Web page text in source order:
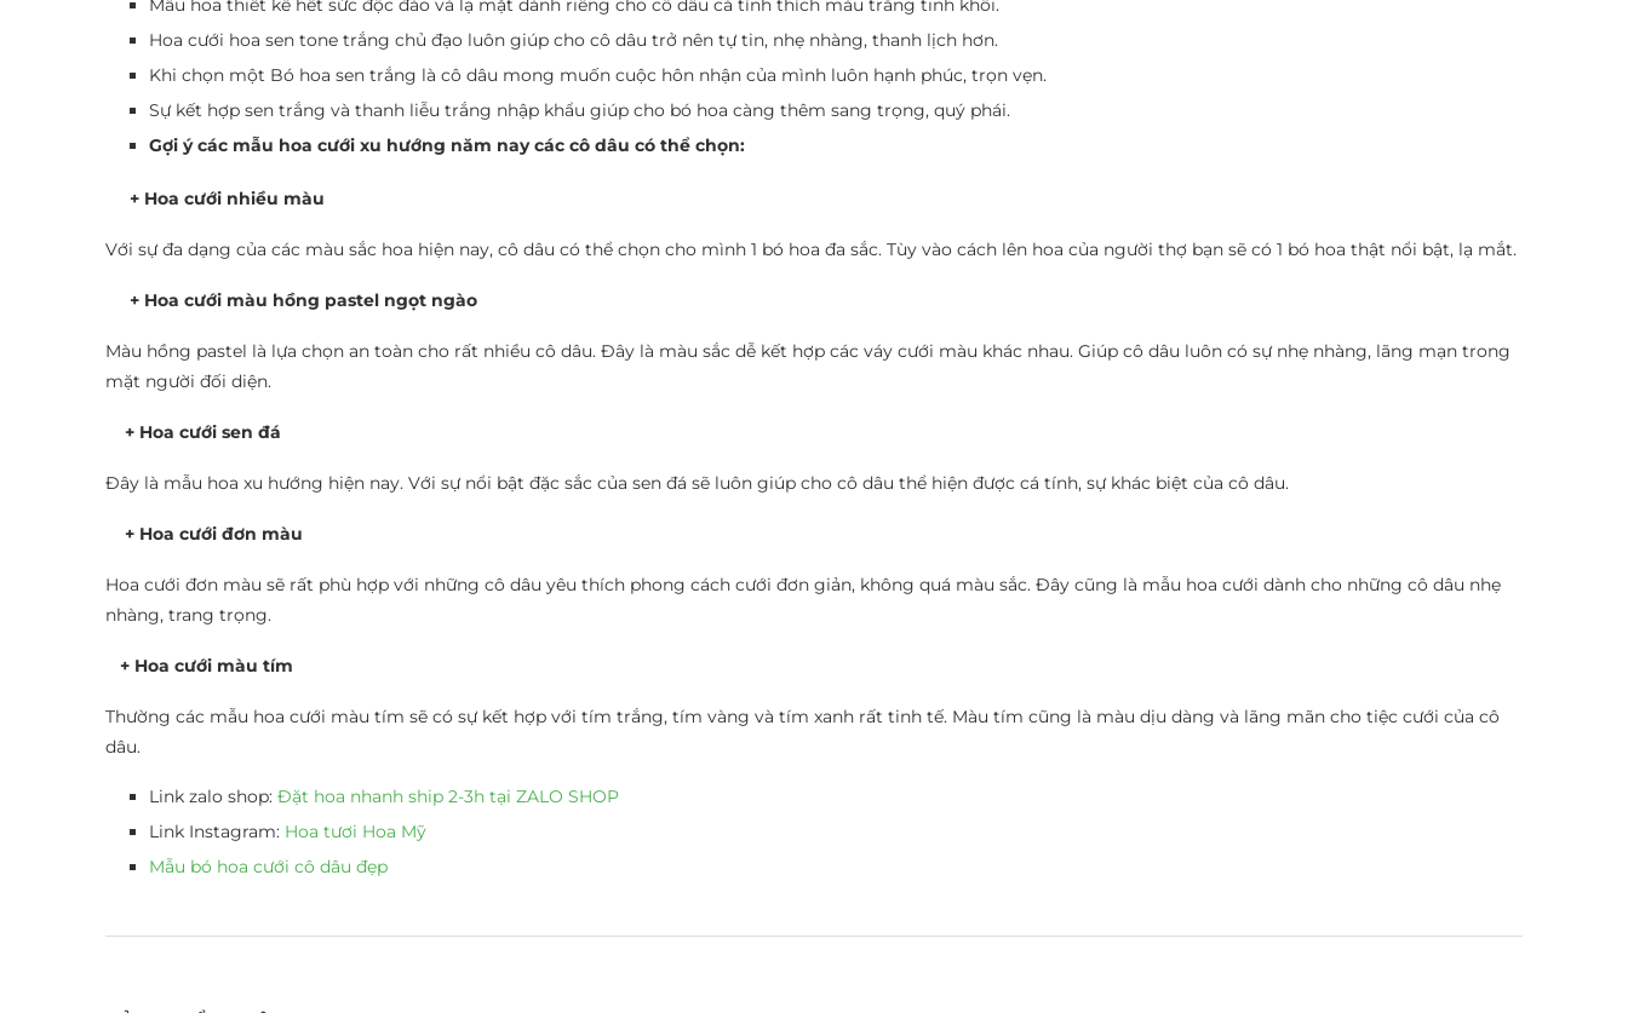
Mẫu hoa thiết kế hết sức độc đáo và lạ mặt dành riêng cho cô dâu cá tính thích màu trắng tinh khôi.
Hoa cưới hoa sen tone trắng chủ đạo luôn giúp cho cô dâu trở nên tự tin, nhẹ nhàng, thanh lịch hơn.
Khi chọn một Bó hoa sen trắng là cô dâu mong muốn cuộc hôn nhận của mình luôn hạnh phúc, trọn vẹn.
Sự kết hợp sen trắng và thanh liễu trắng nhập khẩu giúp cho bó hoa càng thêm sang trọng, quý phái.
Gợi ý các mẫu hoa cưới xu hướng năm nay các cô dâu có thể chọn:
+ Hoa cưới nhiều màu
Với sự đa dạng của các màu sắc hoa hiện nay, cô dâu có thể chọn cho mình 1 bó hoa đa sắc. Tùy vào cách lên hoa của người thợ bạn sẽ có 1 bó hoa thật nổi bật, lạ mắt.
+ Hoa cưới màu hồng pastel ngọt ngào
Màu hồng pastel là lựa chọn an toàn cho rất nhiều cô dâu. Đây là màu sắc dễ kết hợp các váy cưới màu khác nhau. Giúp cô dâu luôn có sự nhẹ nhàng, lãng mạn trong
mặt người đối diện.
+ Hoa cưới sen đá
Đây là mẫu hoa xu hướng hiện nay. Với sự nổi bật đặc sắc của sen đá sẽ luôn giúp cho cô dâu thể hiện được cá tính, sự khác biệt của cô dâu.
+ Hoa cưới đơn màu
Hoa cưới đơn màu sẽ rất phù hợp với những cô dâu yêu thích phong cách cưới đơn giản, không quá màu sắc. Đây cũng là mẫu hoa cưới dành cho những cô dâu nhẹ
nhàng, trang trọng.
+ Hoa cưới màu tím
Thường các mẫu hoa cưới màu tím sẽ có sự kết hợp với tím trắng, tím vàng và tím xanh rất tinh tế. Màu tím cũng là màu dịu dàng và lãng mãn cho tiệc cưới của cô
dâu.
Link zalo shop: Đặt hoa nhanh ship 2-3h tại ZALO SHOP
Link Instagram: Hoa tươi Hoa Mỹ
Mẫu bó hoa cưới cô dâu đẹp